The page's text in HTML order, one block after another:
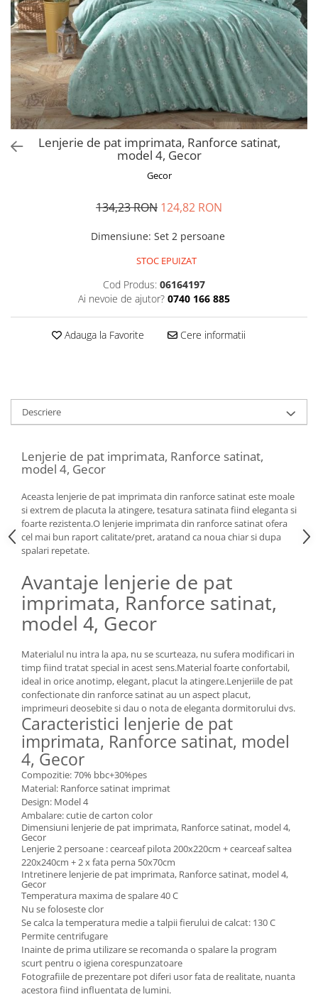
Lenjerie de pat imprimata, Ranforce satinat,
model 4, Gecor
Gecor
134,23 RON 124,82 RON
Dimensiune: Set 2 persoane
STOC EPUIZAT
Cod Produs: 06164197
Ai nevoie de ajutor? 0740 166 885
Adauga la Favorite Cere informatii
Descriere
Lenjerie de pat imprimata, Ranforce satinat,
model 4, Gecor
Aceasta lenjerie de pat imprimata din ranforce satinat este moale
si extrem de placuta la atingere, tesatura satinata fiind eleganta si
foarte rezistenta.O lenjerie imprimata din ranforce satinat ofera
cel mai bun raport calitate/pret, aratand ca noua chiar si dupa
spalari repetate.
Avantaje lenjerie de pat
imprimata, Ranforce satinat,
model 4, Gecor
Materialul nu intra la apa, nu se scurteaza, nu sufera modificari in
timp fiind tratat special in acest sens.Material foarte confortabil,
ideal in orice anotimp, elegant, placut la atingere.Lenjeriile de pat
confectionate din ranforce satinat au un aspect placut,
imprimeuri deosebite si dau o nota de eleganta dormitorului dvs.
Caracteristici lenjerie de pat
imprimata, Ranforce satinat, model
4, Gecor
Compozitie: 70% bbc+30%pes
Material: Ranforce satinat imprimat
Design: Model 4
Ambalare: cutie de carton color
Dimensiuni lenjerie de pat imprimata, Ranforce satinat, model 4,
Gecor
Lenjerie 2 persoane : cearceaf pilota 200x220cm + cearceaf saltea
220x240cm + 2 x fata perna 50x70cm
Intretinere lenjerie de pat imprimata, Ranforce satinat, model 4,
Gecor
Temperatura maxima de spalare 40 C
Nu se foloseste clor
Se calca la temperatura medie a talpii fierului de calcat: 130 C
Permite centrifugare
Inainte de prima utilizare se recomanda o spalare la program
scurt pentru o igiena corespunzatoare
Fotografiile de prezentare pot diferi usor fata de realitate, nuanta
acestora fiind influentata de lumini.